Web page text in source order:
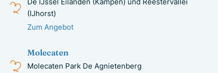
(IJhorst)
Zum Angebot
Molecaten
Molecaten Park De Agnietenberg